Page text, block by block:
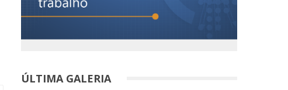
ÚLTIMA GALERIA